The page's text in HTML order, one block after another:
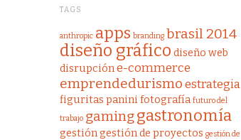
TAGS
anthropic apps branding brasil 2014
diseño gráfico diseño web
disrupcióne-commerce
emprendedurismoestrategia
figuritas panini fotografía futuro del
trabajo gaminggastronomía
gestióngestión de proyectos gestión de